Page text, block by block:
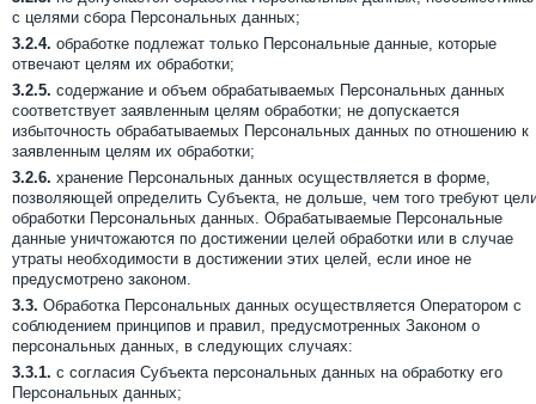
с целями сбора Персональных данных;
3.2.4. обработке подлежат только Персональные данные, которые
отвечают целям их обработки;
3.2.5. содержание и объем обрабатываемых Персональных данных
соответствует заявленным целям обработки; не допускается
избыточность обрабатываемых Персональных данных по отношению к
заявленным целям их обработки;
3.2.6. хранение Персональных данных осуществляется в форме,
позволяющей определить Субъекта, не дольше, чем того требуют
обработки Персональных данных. Обрабатываемые Персональные
данные уничтожаются по достижении целей обработки или в случае
утраты необходимости в достижении этих целей, если иное не
предусмотрено законом.
3.3. Обработка Персональных данных осуществляется Оператором с
соблюдением принципов и правил, предусмотренных Законом о
персональных данных, в следующих случаях:
3.3.1. с согласия Субъекта персональных данных на обработку его
Персональных данных;